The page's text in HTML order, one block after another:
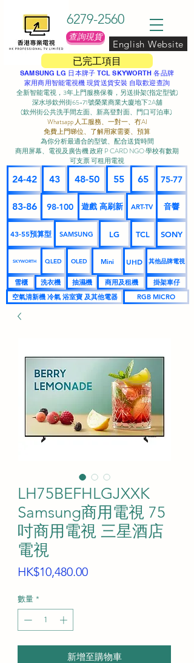
已完工項目
6279-2560
查詢現貨
English Website
SAMSUNG LG 日本牌子 TCL SKYWORTH 各品牌
家用商用智能電視機 現貨送貨安裝 自取歡迎查詢
全新智能電視，3年上門服務保養，另送掛架(指定型號)
深水埗欽州街65-71號榮業商業大廈地下2A舖
(欽州街公共洗手間左面、新高登對面、門口可泊車) ​
Whatsapp 人工服務、一對一、冇AI
免費上門睇位、了解用家需要、預算
為你分析最適合的型號、配合送貨時間
商用屏幕、電視及廣告機 政府 P CARD NGO 學校有數期
可支票 可租用電視
24-42 43 48-50 55 65 75-77
83-86 98-100 遊戲 高刷新 ART-TV 音響
43-55預算型 SAMSUNG LG TCL SONY
SKYWORTH QLED OLED Mini UHD 其他品牌電視
雪櫃 洗衣機 抽濕機 商用及租機
掛架車仔
空氣清新機 冷氣 浴室寶 及其他電器
RGB MICRO
LH75BEFHLGJXXK
Samsung商用電視 75
吋商用電視 三星酒店
電視
HK$10,480.00價
數量 *
新增至購物車